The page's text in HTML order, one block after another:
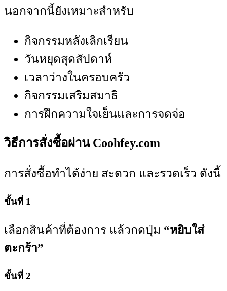
นอกจากนี้ยังเหมาะสำหรับ
กิจกรรมหลังเลิกเรียน
วันหยุดสุดสัปดาห์
เวลาว่างในครอบครัว
กิจกรรมเสริมสมาธิ
การฝึกความใจเย็นและการจดจ่อ
วิธีการสั่งซื้อผ่าน Coohfey.com
การสั่งซื้อทำได้ง่าย สะดวก และรวดเร็ว ดังนี้
ขั้นที่ 1
เลือกสินค้าที่ต้องการ แล้วกดปุ่ม “หยิบใส่
ตะกร้า”
ขั้นที่ 2